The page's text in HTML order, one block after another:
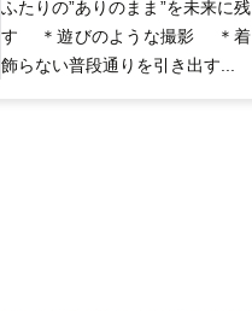
ふたりの”ありのまま”を未来に残
す ＊遊びのような撮影 ＊着
飾らない普段通りを引き出す...